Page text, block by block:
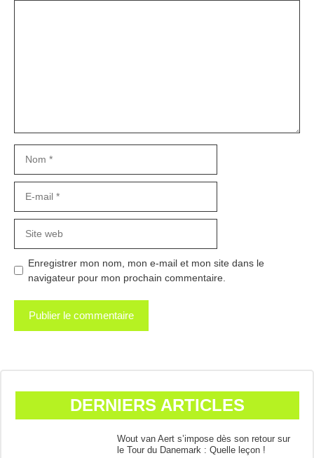
mail
web
Enregistrer mon nom, mon e-mail et mon site dans le
navigateur pour mon prochain commentaire.
DERNIERS ARTICLES
Wout van Aert s’impose dès son retour sur
le Tour du Danemark : Quelle leçon !